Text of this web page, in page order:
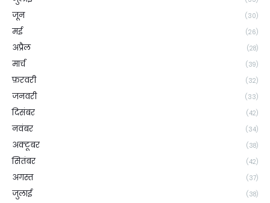
जून (30)
मई (26)
अप्रैल (28)
मार्च (39)
फ़रवरी (32)
जनवरी (33)
दिसंबर (42)
नवंबर (34)
अक्टूबर (38)
सितंबर (42)
अगस्त (37)
जुलाई (38)